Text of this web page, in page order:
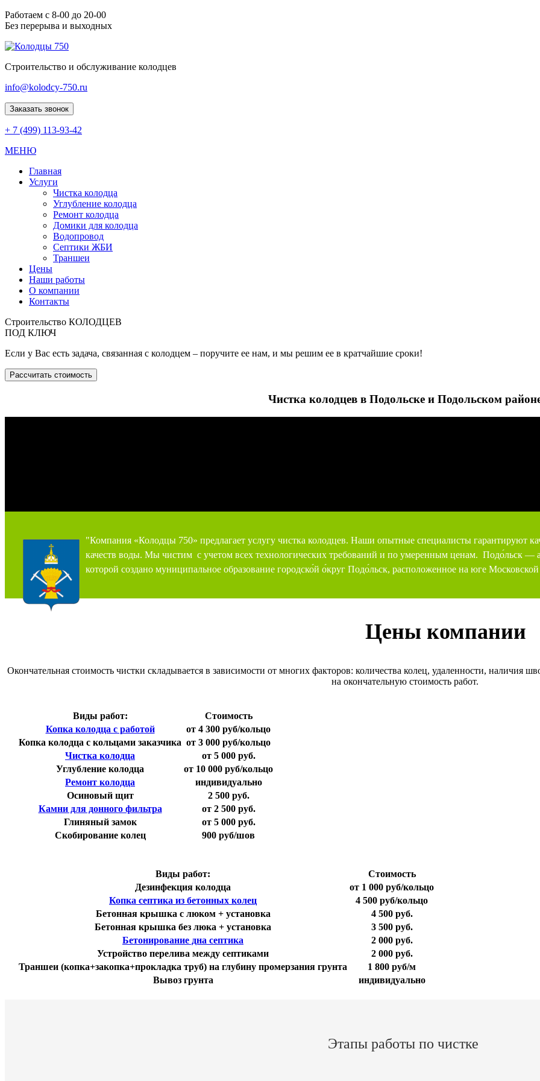
Работаем с 8-00 до 20-00
Без перерыва и выходных
Строительство и обслуживание колодцев
info@kolodcy-750.ru
Заказать звонок
+ 7 (499) 113-93-42
МЕНЮ
Главная
Услуги
Чистка колодца
Углубление колодца
Ремонт колодца
Домики для колодца
Водопровод
Септики ЖБИ
Траншеи
Цены
Наши работы
О компании
Контакты
Строительство КОЛОДЦЕВ
ПОД КЛЮЧ
Если у Вас есть задача, связанная с колодцем – поручите ее нам, и мы решим ее в кратчайшие сроки!
Рассчитать стоимость
Чистка колодцев в Подольске и Подольском
"Компания «Колодцы 750» предлагает услугу чистка колодцев. Наши опытные специалисты гарантируют
качеств воды. Мы чистим с учетом всех технологических требований и по умеренным ценам. Подо́льск —
которой создано муниципальное образование городско́й о́круг Подо́льск, расположенное на юге
Цены компании
Окончательная стоимость чистки складывается в зависимости от многих факторов: количества колец, удаленности,
на окончательную стоимость работ.
Виды работ:
Стоимость
Копка колодца с работой
от 4 300 руб/кольцо
Копка колодца с кольцами заказчика от 3 000 руб/кольцо
Чистка колодца
от 5 000 руб.
Углубление колодца
от 10 000 руб/кольцо
Ремонт колодца
индивидуально
Осиновый щит
2 500 руб.
Камни для донного фильтра
от 2 500 руб.
Глиняный замок
от 5 000 руб.
Скобирование колец
900 руб/шов
Виды работ:
Стоимость
Дезинфекция колодца
от 1 000 руб/кольцо
Копка септика из бетонных колец
4 500 руб/кольцо
Бетонная крышка с люком + установка
4 500 руб.
Бетонная крышка без люка + установка
3 500 руб.
Бетонирование дна септика
2 000 руб.
Устройство перелива между септиками
2 000 руб.
Траншеи (копка+закопка+прокладка труб) на глубину промерзания грунта
1 800 руб/м
Вывоз грунта
индивидуально
Этапы работы по чистке